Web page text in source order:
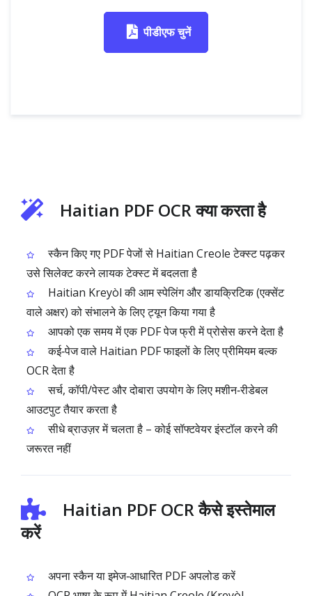
पीडीएफ चुनें
Haitian PDF OCR क्या करता है
स्कैन किए गए PDF पेजों से Haitian Creole टेक्स्ट पढ़कर
उसे सिलेक्ट करने लायक टेक्स्ट में बदलता है
Haitian Kreyòl की आम स्पेलिंग और डायक्रिटिक (एक्सेंट
वाले अक्षर) को संभालने के लिए ट्यून किया गया है
आपको एक समय में एक PDF पेज फ्री में प्रोसेस करने देता है
कई‑पेज वाले Haitian PDF फाइलों के लिए प्रीमियम बल्क
OCR देता है
सर्च, कॉपी/पेस्ट और दोबारा उपयोग के लिए मशीन‑रीडेबल
आउटपुट तैयार करता है
सीधे ब्राउज़र में चलता है – कोई सॉफ्टवेयर इंस्टॉल करने की
जरूरत नहीं
Haitian PDF OCR कैसे इस्तेमाल
करें
अपना स्कैन या इमेज‑आधारित PDF अपलोड करें